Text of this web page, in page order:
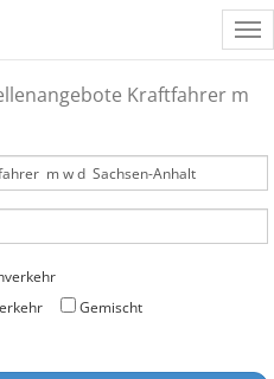
Kraftfahrer m
Gemischt